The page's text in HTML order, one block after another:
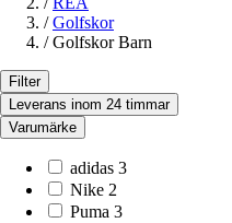
/ Golfskor
/ Golfskor Barn
Filter
Leverans inom 24 timmar
Varumärke
adidas 3
Nike 2
Puma 3